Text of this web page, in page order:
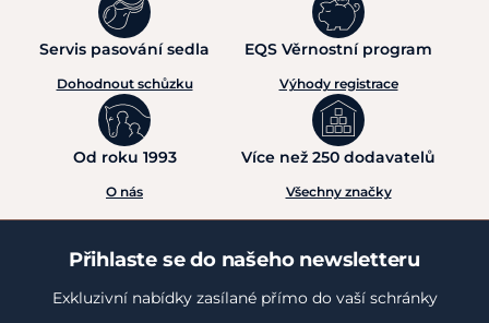
Servis pasování sedla
Dohodnout schůzku
EQS Věrnostní program
Výhody registrace
Od roku 1993
O nás
Více než 250 dodavatelů
Všechny značky
Přihlaste se do našeho newsletteru
Exkluzivní nabídky zasílané přímo do vaší schránky